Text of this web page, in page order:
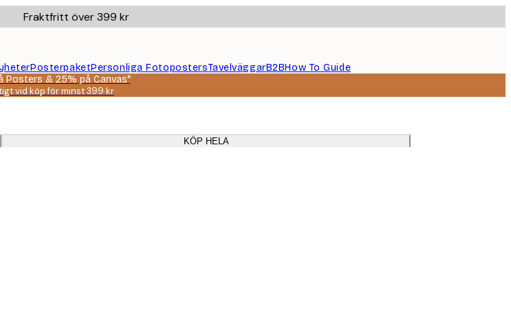
Fraktfritt över 399 kr
PosterpaketPersonliga FotopostersTavelväggarB2BHow To Guide
Posters & 25% på Canvas*
vid köp för minst 399 kr
gyllene citataffischer med ekramar för matsalen
KÖP HELA